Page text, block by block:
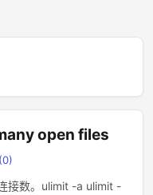
open files
接数。ulimit -a ulimit -